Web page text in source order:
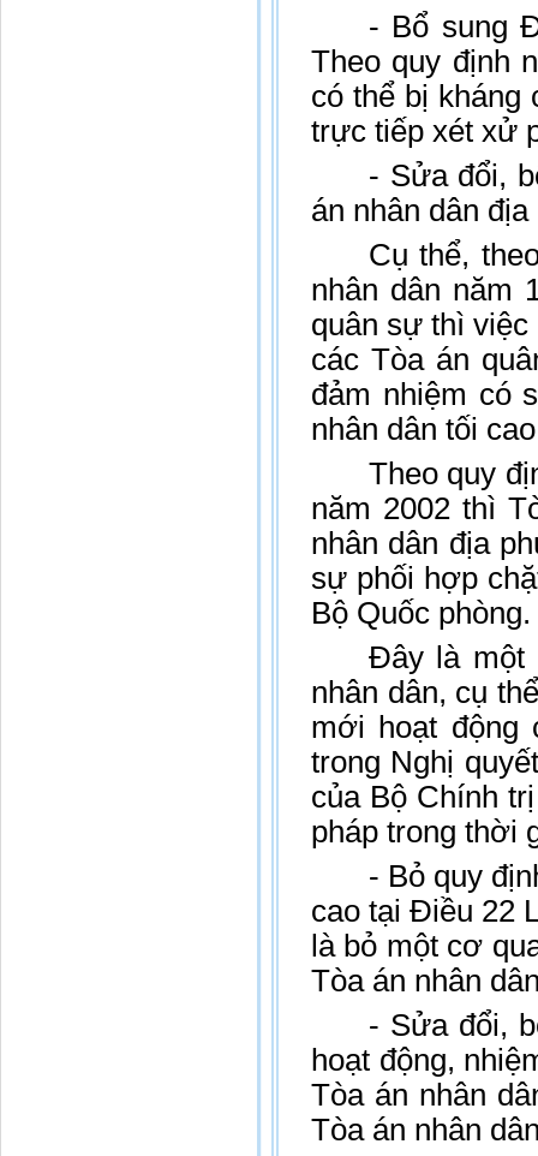
- Bổ sung
Theo quy định
có thể bị kháng
trực tiếp xét xử
- Sửa đổi,
án nhân dân
Cụ thể,
nhân dân năm
quân sự thì việc
các Tòa án
đảm nhiệm có
nhân dân tối
Theo quy
năm 2002 thì
nhân dân địa
sự phối hợp
Bộ Quốc phòng.
Đây là một
nhân dân, cụ
mới hoạt động
trong Nghị
của Bộ Chính
pháp trong thời
- Bỏ quy
cao tại Điều 22
là bỏ một cơ
Tòa án nhân
- Sửa đổi,
hoạt động,
Tòa án nhân
Tòa án nhân